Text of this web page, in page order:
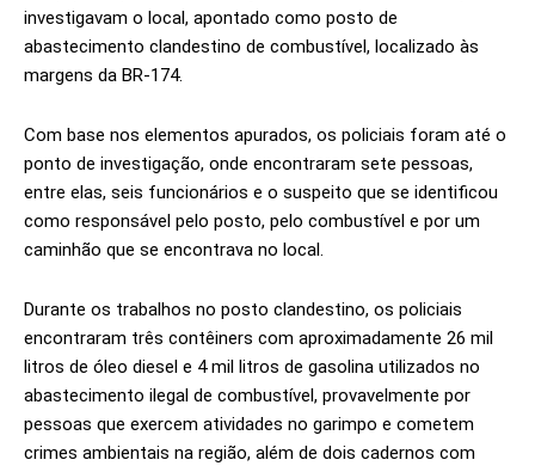
investigavam o local, apontado como posto de
abastecimento clandestino de combustível, localizado às
margens da BR-174.
Com base nos elementos apurados, os policiais foram até o
ponto de investigação, onde encontraram sete pessoas,
entre elas, seis funcionários e o suspeito que se identificou
como responsável pelo posto, pelo combustível e por um
caminhão que se encontrava no local.
Durante os trabalhos no posto clandestino, os policiais
encontraram três contêiners com aproximadamente 26 mil
litros de óleo diesel e 4 mil litros de gasolina utilizados no
abastecimento ilegal de combustível, provavelmente por
pessoas que exercem atividades no garimpo e cometem
crimes ambientais na região, além de dois cadernos com